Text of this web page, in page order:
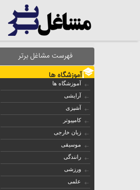
فهرست مشاغل برتر
آموزشگاه ها
آموزشگاه ها
آرایشی
آشپزی
کامپیوتر
زبان خارجی
موسیقی
رانندگی
ورزشی
علمی